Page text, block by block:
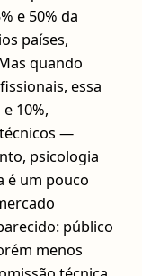
e 50% da
países,
quando
essa
10%,
—
psicologia
é um pouco
público
menos